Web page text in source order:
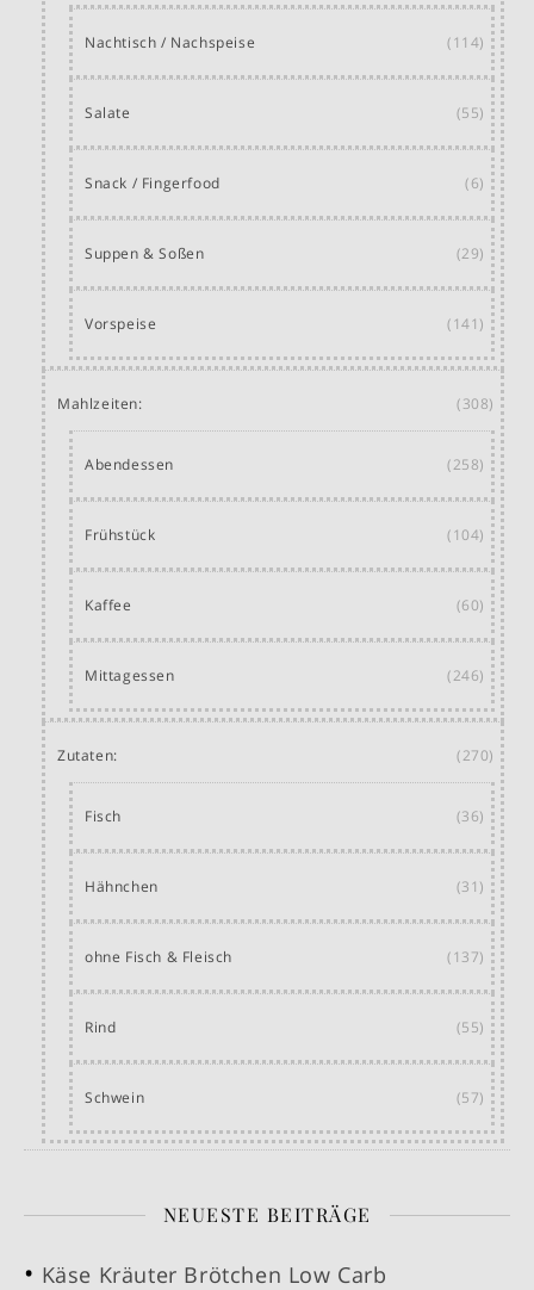
Nachtisch / Nachspeise (114)
Salate (55)
Snack / Fingerfood (6)
Suppen & Soßen (29)
Vorspeise (141)
Mahlzeiten: (308)
Abendessen (258)
Frühstück (104)
Kaffee (60)
Mittagessen (246)
Zutaten: (270)
Fisch (36)
Hähnchen (31)
ohne Fisch & Fleisch (137)
Rind (55)
Schwein (57)
NEUESTE BEITRÄGE
Käse Kräuter Brötchen Low Carb